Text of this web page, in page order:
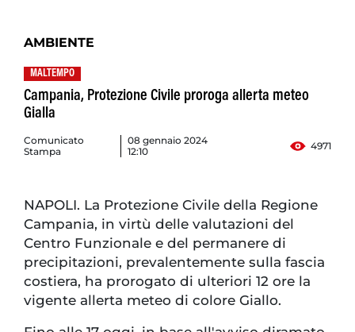
AMBIENTE
MALTEMPO
Campania, Protezione Civile proroga allerta meteo
Gialla
Comunicato
Stampa
08 gennaio 2024
12:10
4971
NAPOLI. La Protezione Civile della Regione
Campania, in virtù delle valutazioni del
Centro Funzionale e del permanere di
precipitazioni, prevalentemente sulla fascia
costiera, ha prorogato di ulteriori 12 ore la
vigente allerta meteo di colore Giallo.